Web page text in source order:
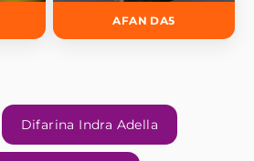
AFAN DA5
Difarina Indra Adella